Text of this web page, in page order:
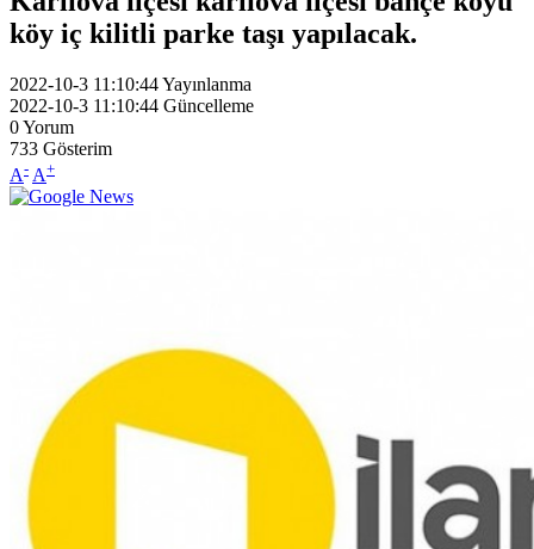
köy iç kilitli parke taşı yapılacak.
2022-10-3 11:10:44Yayınlanma
2022-10-3 11:10:44 Güncelleme
0Yorum
733 Gösterim
A- A+